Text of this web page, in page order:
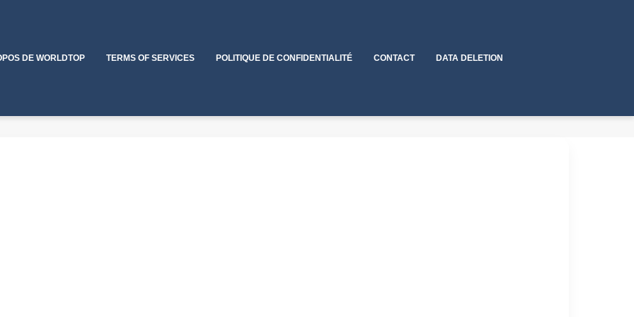
DE WORLDTOP TERMS OF SERVICES POLITIQUE DE CONFIDENTIALITÉ CONTACT DATA DELETION